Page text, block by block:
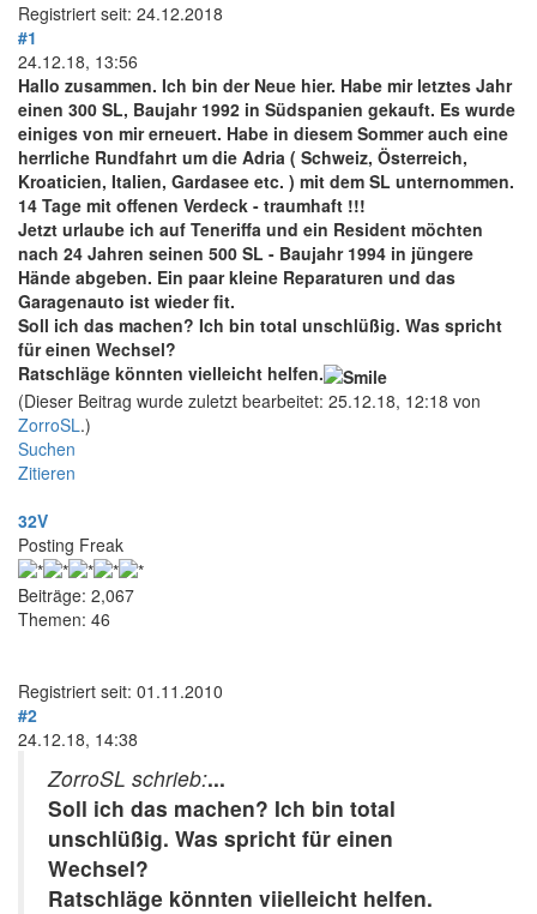
Registriert seit: 24.12.2018
#1
24.12.18, 13:56
Hallo zusammen. Ich bin der Neue hier. Habe mir letztes Jahr
einen 300 SL, Baujahr 1992 in Südspanien gekauft. Es wurde
einiges von mir erneuert. Habe in diesem Sommer auch eine
herrliche Rundfahrt um die Adria ( Schweiz, Österreich,
Kroaticien, Italien, Gardasee etc. ) mit dem SL unternommen.
14 Tage mit offenen Verdeck - traumhaft !!!
Jetzt urlaube ich auf Teneriffa und ein Resident möchten
nach 24 Jahren seinen 500 SL - Baujahr 1994 in jüngere
Hände abgeben. Ein paar kleine Reparaturen und das
Garagenauto ist wieder fit.
Soll ich das machen? Ich bin total unschlüßig. Was spricht
für einen Wechsel?
Ratschläge könnten vielleicht helfen.
(Dieser Beitrag wurde zuletzt bearbeitet: 25.12.18, 12:18 von
ZorroSL.)
Suchen
Zitieren
32V
Posting Freak
Beiträge: 2,067
Themen: 46
Registriert seit: 01.11.2010
#2
24.12.18, 14:38
ZorroSL schrieb:...
Soll ich das machen? Ich bin total
unschlüßig. Was spricht für einen
Wechsel?
Ratschläge könnten viielleicht helfen.